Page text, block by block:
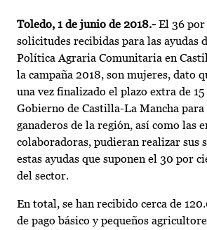
Toledo, 1 de junio de 2018.- El 36 por
solicitudes recibidas para las ayudas
Política Agraria Comunitaria en
la campaña 2018, son mujeres, dato
una vez finalizado el plazo extra de
Gobierno de Castilla-La Mancha
ganaderos de la región, así como las
colaboradoras, pudieran realizar sus
estas ayudas que suponen el 30 por
del sector.
En total, se han recibido cerca de
de pago básico y pequeños